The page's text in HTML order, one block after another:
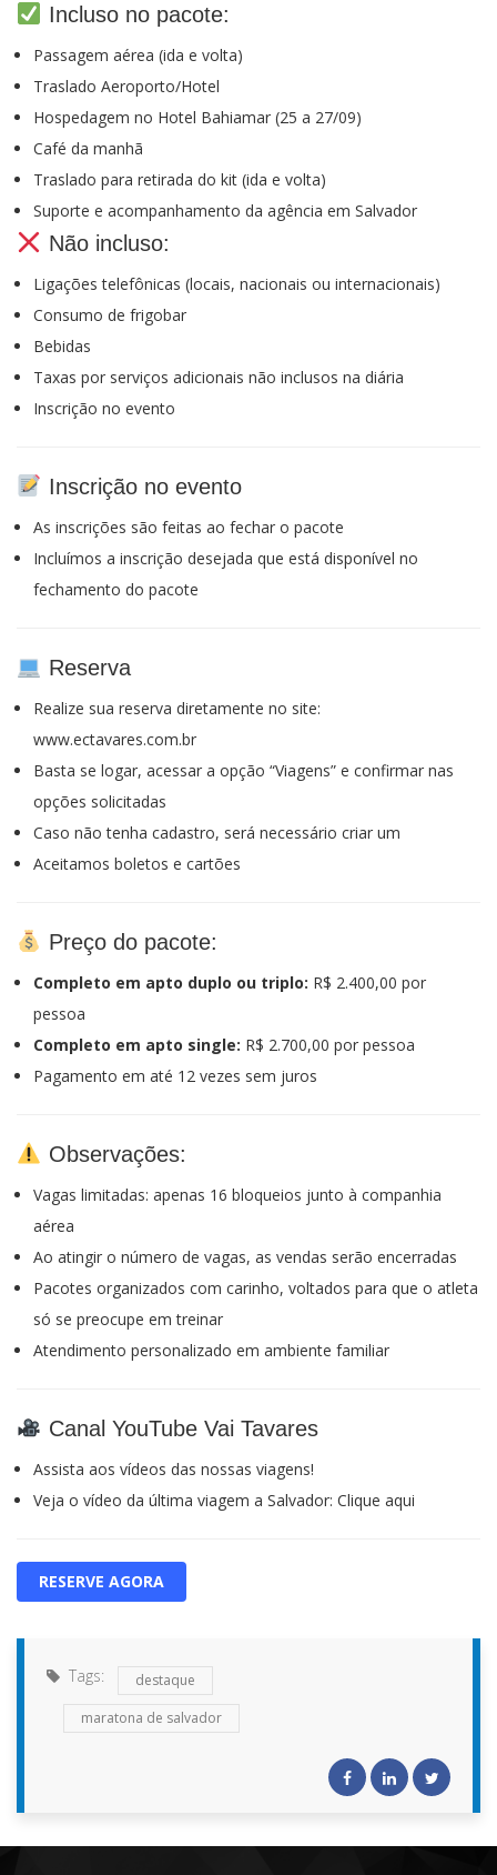
Incluso no pacote:
Passagem aérea (ida e volta)
Traslado Aeroporto/Hotel
Hospedagem no Hotel Bahiamar (25 a 27/09)
Café da manhã
Traslado para retirada do kit (ida e volta)
Suporte e acompanhamento da agência em Salvador
Não incluso:
Ligações telefônicas (locais, nacionais ou internacionais)
Consumo de frigobar
Bebidas
Taxas por serviços adicionais não inclusos na diária
Inscrição no evento
Inscrição no evento
As inscrições são feitas ao fechar o pacote
Incluímos a inscrição desejada que está disponível no
fechamento do pacote
Reserva
Realize sua reserva diretamente no site:
www.ectavares.com.br
Basta se logar, acessar a opção “Viagens” e confirmar nas
opções solicitadas
Caso não tenha cadastro, será necessário criar um
Aceitamos boletos e cartões
Preço do pacote:
Completo em apto duplo ou triplo: R$ 2.400,00 por
pessoa
Completo em apto single: R$ 2.700,00 por pessoa
Pagamento em até 12 vezes sem juros
Observações:
Vagas limitadas: apenas 16 bloqueios junto à companhia
aérea
Ao atingir o número de vagas, as vendas serão encerradas
Pacotes organizados com carinho, voltados para que o atleta
só se preocupe em treinar
Atendimento personalizado em ambiente familiar
Canal YouTube Vai Tavares
Assista aos vídeos das nossas viagens!
Veja o vídeo da última viagem a Salvador: Clique aqui
RESERVE AGORA
Tags:
destaque
maratona de salvador